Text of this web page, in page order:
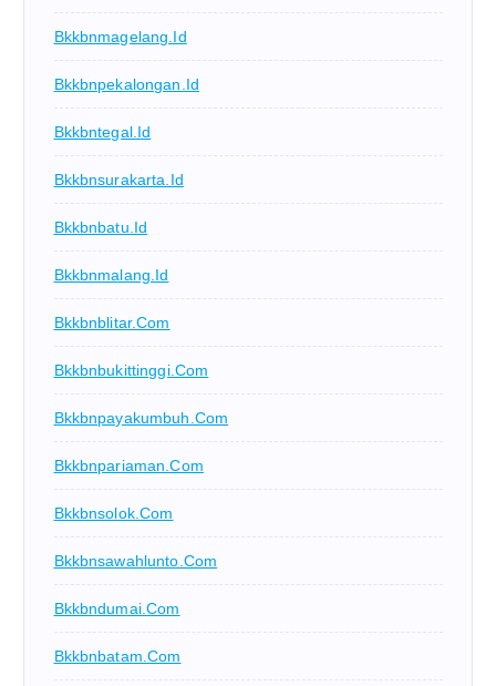
Bkkbnmagelang.id
Bkkbnpekalongan.id
Bkkbntegal.id
Bkkbnsurakarta.id
Bkkbnbatu.id
Bkkbnmalang.id
Bkkbnblitar.com
Bkkbnbukittinggi.com
Bkkbnpayakumbuh.com
Bkkbnpariaman.com
Bkkbnsolok.com
Bkkbnsawahlunto.com
Bkkbndumai.com
Bkkbnbatam.com